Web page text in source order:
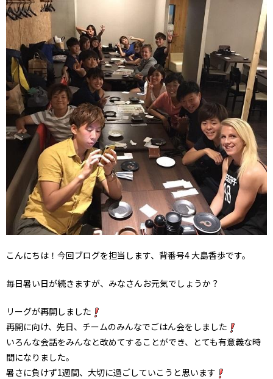
こんにちは！今回ブログを担当します、背番号4 大島香歩です。
毎日暑い日が続きますが、みなさんお元気でしょうか？
リーグが再開しました
再開に向け、先日、チームのみんなでごはん会をしました
いろんな会話をみんなと改めてすることができ、とても有意義な時
間になりました。
暑さに負けず1週間、大切に過ごしていこうと思います